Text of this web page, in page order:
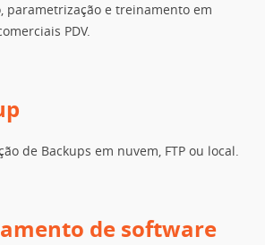
parametrização e treinamento em
PDV.
de Backups em nuvem, FTP ou local.
de software